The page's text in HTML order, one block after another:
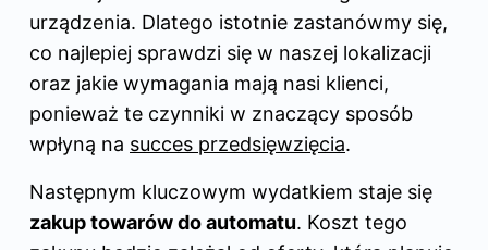
urządzenia. Dlatego istotnie zastanówmy się,
co najlepiej sprawdzi się w naszej lokalizacji
oraz jakie wymagania mają nasi klienci,
ponieważ te czynniki w znaczący sposób
wpłyną na succes przedsięwzięcia.
Następnym kluczowym wydatkiem staje się
zakup towarów do automatu. Koszt tego